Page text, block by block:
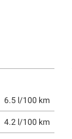
6.5 l/100 km
4.2 l/100 km